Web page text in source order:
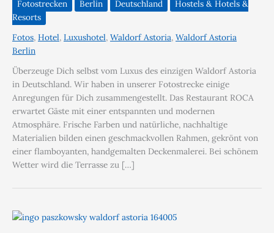
Fotostrecken Berlin Deutschland
Hostels & Hotels &
Resorts
Fotos, Hotel, Luxushotel, Waldorf Astoria, Waldorf Astoria
Berlin
Überzeuge Dich selbst vom Luxus des einzigen Waldorf Astoria
in Deutschland. Wir haben in unserer Fotostrecke einige
Anregungen für Dich zusammengestellt. Das Restaurant ROCA
erwartet Gäste mit einer entspannten und modernen
Atmosphäre. Frische Farben und natürliche, nachhaltige
Materialien bilden einen geschmackvollen Rahmen, gekrönt von
einer flamboyanten, handgemalten Deckenmalerei. Bei schönem
Wetter wird die Terrasse zu […]